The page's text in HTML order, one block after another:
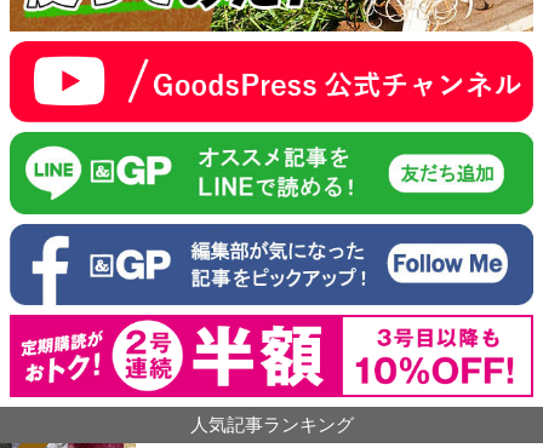
人気記事ランキング